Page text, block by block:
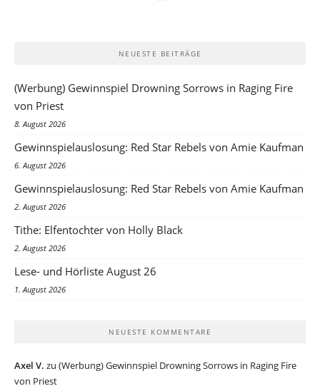
NEUESTE BEITRÄGE
(Werbung) Gewinnspiel Drowning Sorrows in Raging Fire
von Priest
8. August 2026
Gewinnspielauslosung: Red Star Rebels von Amie Kaufman
6. August 2026
Gewinnspielauslosung: Red Star Rebels von Amie Kaufman
2. August 2026
Tithe: Elfentochter von Holly Black
2. August 2026
Lese- und Hörliste August 26
1. August 2026
NEUESTE KOMMENTARE
Axel V. zu (Werbung) Gewinnspiel Drowning Sorrows in Raging Fire
von Priest